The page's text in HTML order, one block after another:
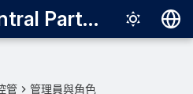
Sophos Central Partner
管 管理員與角色